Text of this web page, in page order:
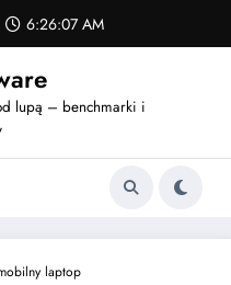
6:26:07 AM
lupą – benchmarki i
laptop